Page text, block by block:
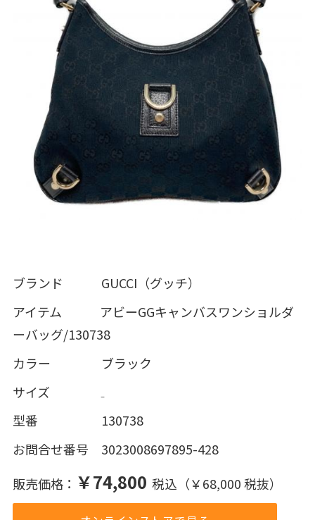
ブランド GUCCI（グッチ）
アイテム アビーGGキャンバスワンショルダ
ーバッグ/130738
カラー ブラック
サイズ ₋
型番 130738
お問合せ番号 3023008697895-428
販売価格： ￥74,800 税込（￥68,000 税抜）